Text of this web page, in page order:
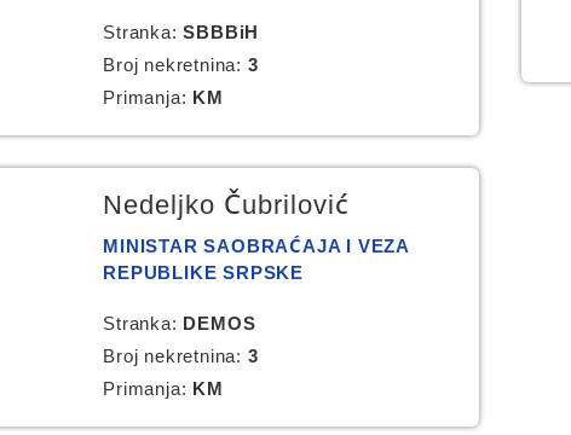
Stranka:SBBBiH
Broj nekretnina: 3
Primanja: KM
Nedeljko Čubrilović
MINISTAR SAOBRAĆAJA I VEZA
REPUBLIKE SRPSKE
Stranka: DEMOS
Broj nekretnina: 3
Primanja: KM